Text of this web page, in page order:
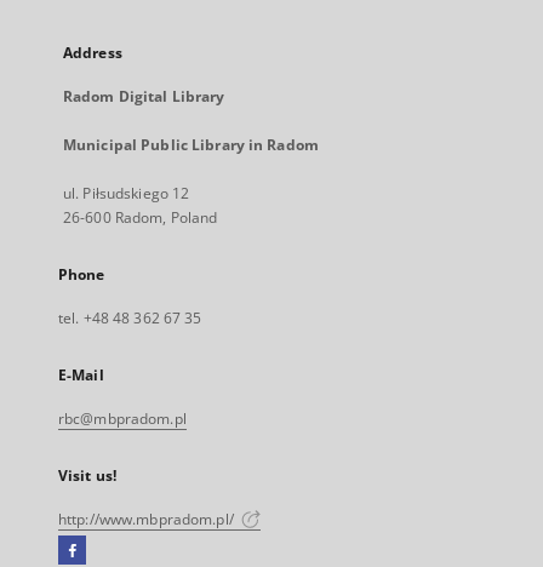
Address
Radom Digital Library
Municipal Public Library in Radom
ul. Piłsudskiego 12
26-600 Radom, Poland
Phone
tel. +48 48 362 67 35
E-Mail
rbc@mbpradom.pl
Visit us!
http://www.mbpradom.pl/
Facebook